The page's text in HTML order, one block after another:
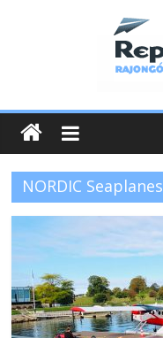
NORDIC Seaplanes